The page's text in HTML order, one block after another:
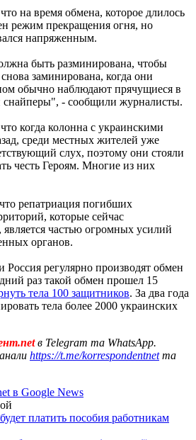
на время обмена, которое длилось
режим прекращения огня, но
напряженным.
быть разминирована, чтобы
заминирована, когда они
обычно наблюдают прячущиеся в
снайперы", - сообщили журналисты.
когда колонна с украинскими
среди местных жителей уже
слух, поэтому они стояли
честь Героям. Многие из них
репатриация погибших
которые сейчас
частью огромных усилий
органов.
Россия регулярно производят обмен
раз такой обмен прошел 15
тела 100 защитников. За два года
тела более 2000 украинских
в Telegram та WhatsApp.
https://t.me/korrespondentnetта
в Google News
платить пособия работникам